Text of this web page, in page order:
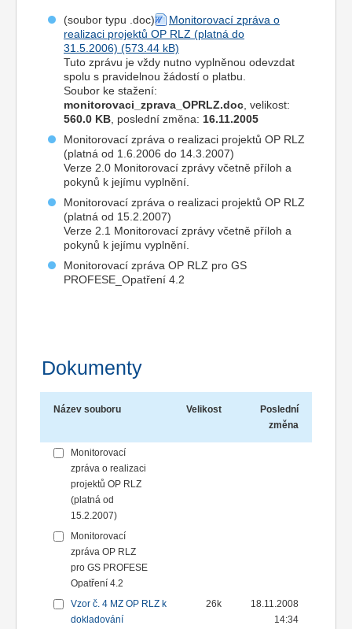
(soubor typu .doc)
Monitorovací zpráva o
realizaci projektů OP RLZ (platná do
31.5.2006)
Tuto zprávu je vždy nutno vyplněnou odevzdat
spolu s pravidelnou žádostí o platbu.
Soubor ke stažení:
monitorovaci_zprava_OPRLZ.doc , velikost:
560.0 KB , poslední změna: 16.11.2005
Monitorovací zpráva o realizaci projektů OP RLZ
(platná od 1.6.2006 do 14.3.2007)
Verze 2.0 Monitorovací zprávy včetně příloh a
pokynů k jejímu vyplnění.
Monitorovací zpráva o realizaci projektů OP RLZ
(platná od 15.2.2007)
Verze 2.1 Monitorovací zprávy včetně příloh a
pokynů k jejímu vyplnění.
Monitorovací zpráva OP RLZ pro GS
PROFESE_Opatření 4.2
Dokumenty
Název souboru Velikost
Poslední
změna
Monitorovací
zpráva o realizaci
projektů OP RLZ
(platná od
15.2.2007)
Monitorovací
zpráva OP RLZ
pro GS PROFESE
Opatření 4.2
Vzor č. 4 MZ OP RLZ k
dokladování
26k
18.11.2008
14:34